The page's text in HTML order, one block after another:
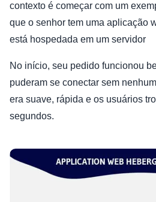
contexto é começar com um
que o senhor tem uma aplicação
está hospedada em um servidor
No início, seu pedido funcionou
puderam se conectar sem
era suave, rápida e os usuários
segundos.